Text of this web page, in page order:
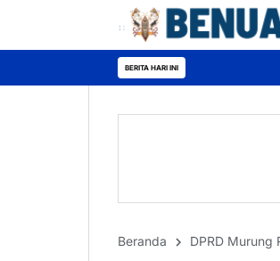
BERITA HARI INI
Beranda DPRD Murung